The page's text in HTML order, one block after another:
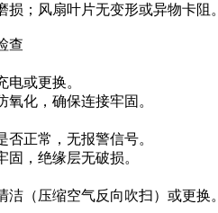
；风扇叶片无变形或异物卡阻。
查
或更换。
化，确保连接牢固。
正常，无报警信号。
，绝缘层无破损。
（压缩空气反向吹扫）或更换。